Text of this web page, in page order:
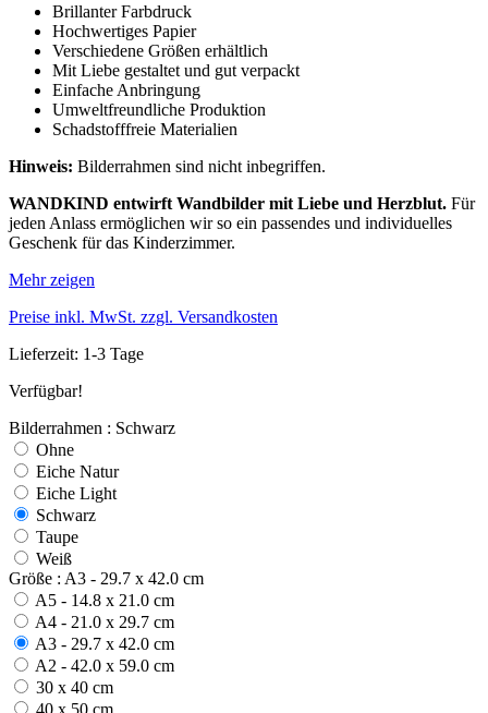
Brillanter Farbdruck
Hochwertiges Papier
Verschiedene Größen erhältlich
Mit Liebe gestaltet und gut verpackt
Einfache Anbringung
Umweltfreundliche Produktion
Schadstofffreie Materialien
Hinweis: Bilderrahmen sind nicht inbegriffen.
WANDKIND entwirft Wandbilder mit Liebe und Herzblut. Für
jeden Anlass ermöglichen wir so ein passendes und individuelles
Geschenk für das Kinderzimmer.
Mehr zeigen
Preise inkl. MwSt. zzgl. Versandkosten
Lieferzeit: 1-3 Tage
Verfügbar!
Bilderrahmen : Schwarz
Ohne
Eiche Natur
Eiche Light
Schwarz
Taupe
Weiß
Größe : A3 - 29.7 x 42.0 cm
A5 - 14.8 x 21.0 cm
A4 - 21.0 x 29.7 cm
A3 - 29.7 x 42.0 cm
A2 - 42.0 x 59.0 cm
30 x 40 cm
40 x 50 cm